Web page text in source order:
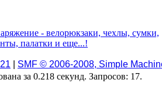
SMF © 2006-2008, Simple
за 0.218 секунд. Запросов: 17.